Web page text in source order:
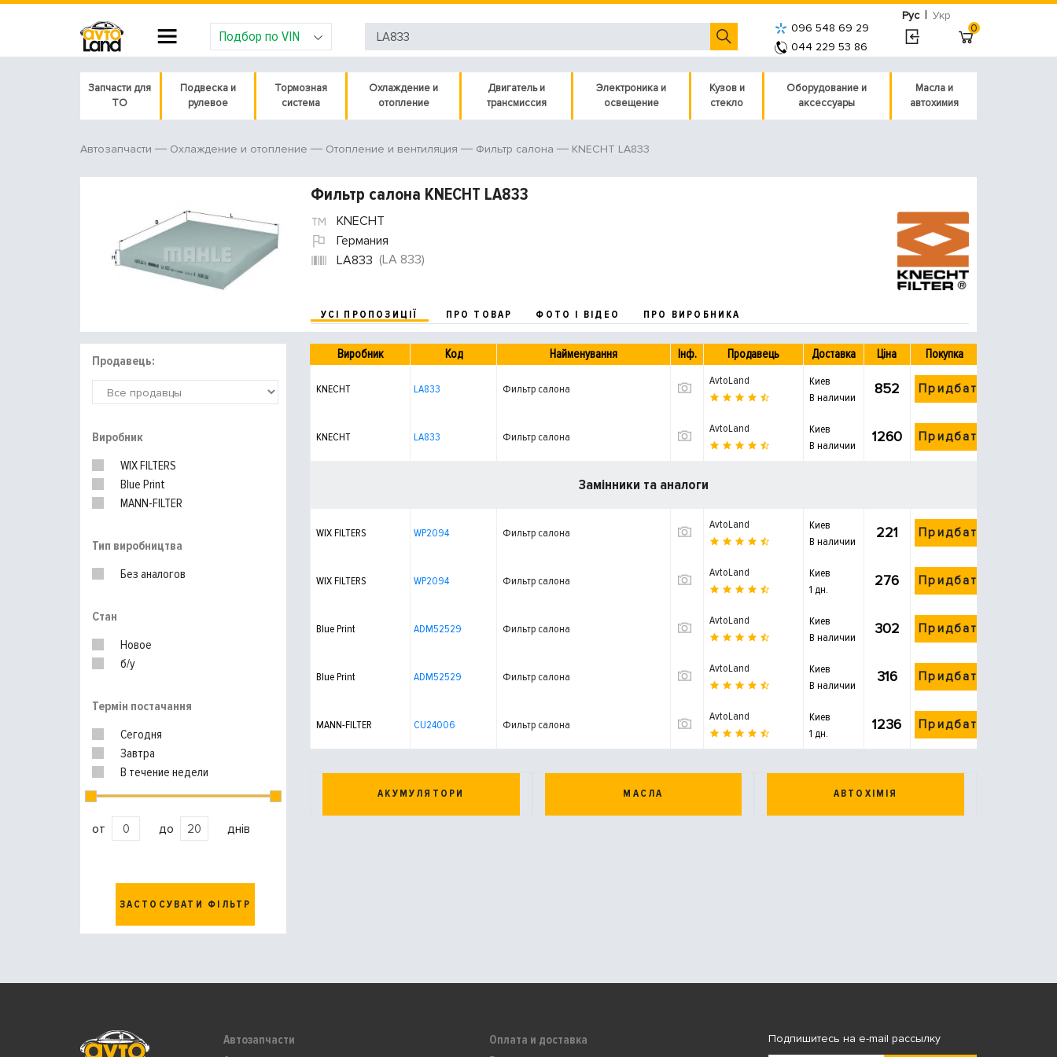
Рус | Укр
Подбор по VIN
096 548 69 29
044 229 53 86
0
Запчасти для
ТО
Подвеска и
рулевое
Тормозная
система
Охлаждение и
отопление
Двигатель и
трансмиссия
Электроника и
освещение
Кузов и
стекло
Оборудование и
аксессуары
Масла и
автохимия
Автозапчасти Охлаждение и отопление Отопление и вентиляция Фильтр салона KNECHT LA833
Фильтр салона KNECHT LA833
KNECHT
Германия
LA833 (LA 833)
УСІ ПРОПОЗИЦІЇ ПРО ТОВАР ФОТО І ВІДЕО ПРО ВИРОБНИКА
Продавець:
Виробник
WIX FILTERS
Blue Print
MANN-FILTER
Тип виробництва
Без аналогов
Стан
Новое
б/у
Термін постачання
Сегодня
Завтра
В течение недели
от до днів
ЗАСТОСУВАТИ ФІЛЬТР
Виробник Код Найменування Інф. Продавець Доставка Ціна Покупка
KNECHT LA833 Фильтр салона
AvtoLand
Киев
В наличии
852 Придбати
KNECHT LA833 Фильтр салона
AvtoLand
Киев
В наличии
1260 Придбати
Замінники та аналоги
WIX FILTERS WP2094 Фильтр салона
AvtoLand
Киев
В наличии
221 Придбати
WIX FILTERS WP2094 Фильтр салона
AvtoLand
Киев
1 дн.
276 Придбати
Blue Print ADM52529 Фильтр салона
AvtoLand
Киев
В наличии
302 Придбати
Blue Print ADM52529 Фильтр салона
AvtoLand
Киев
В наличии
316 Придбати
MANN-FILTER CU24006 Фильтр салона
AvtoLand
Киев
1 дн.
1236 Придбати
АКУМУЛЯТОРИ МАСЛА АВТОХІМІЯ
Автозапчасти
Оплата и доставка
Подпишитесь на e-mail рассылку